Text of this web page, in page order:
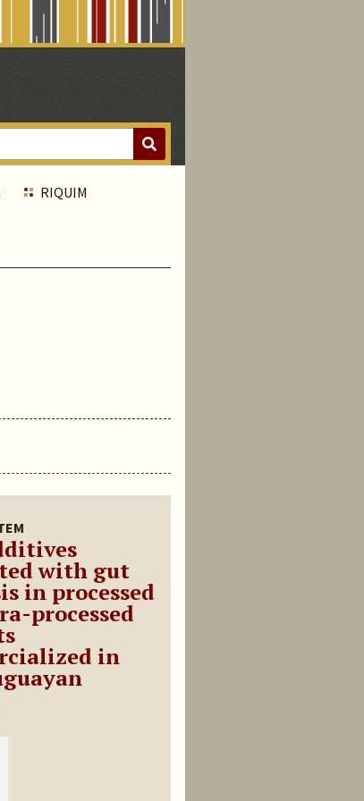
RIQUIM
with gut
in processed
processed
in